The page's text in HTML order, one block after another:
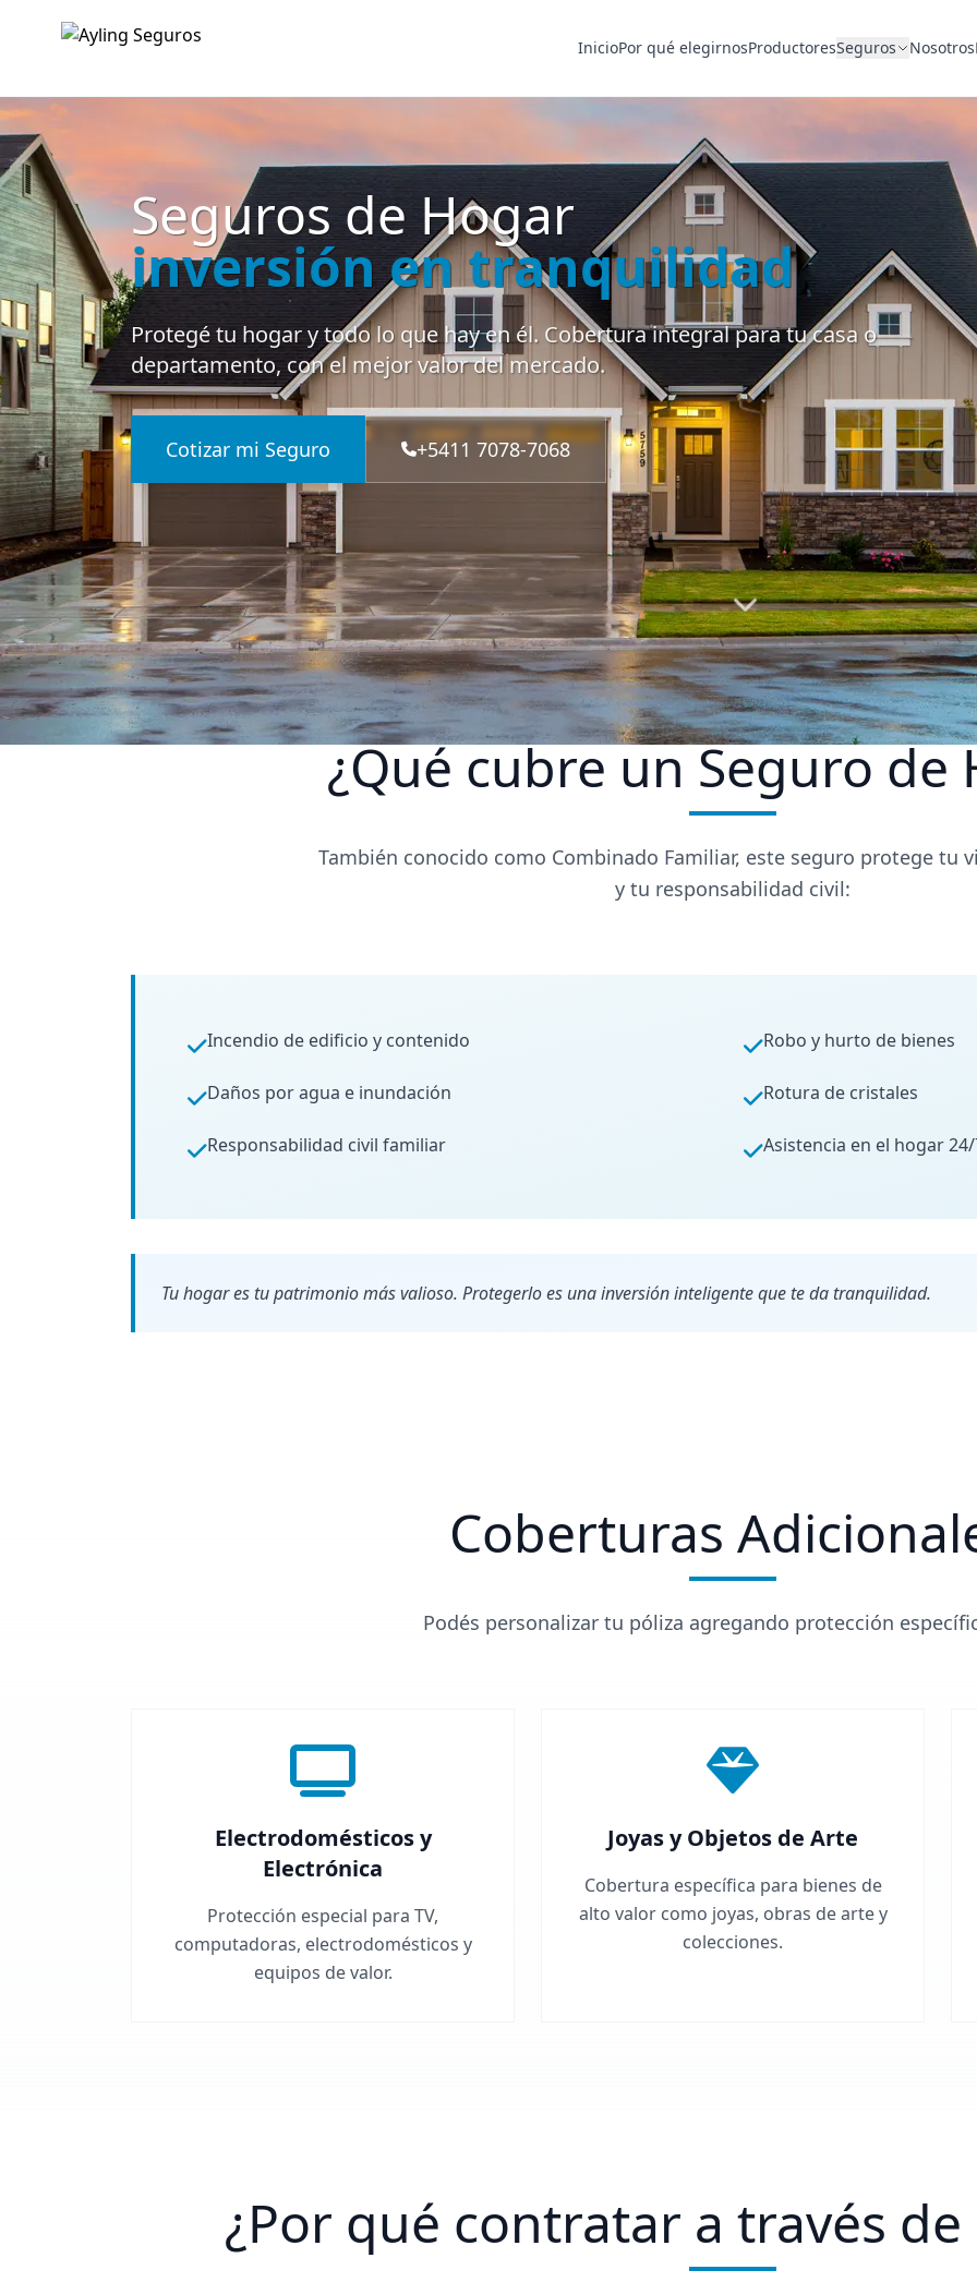
InicioPor qué elegirnosProductoresSeguros Nosotros
Seguros de Hogar
inversión en tranquilidad
Protegé tu hogar y todo lo que hay en él. Cobertura integral para tu casa o
departamento, con el mejor valor del mercado.
Cotizar mi Seguro +5411 7078-7068
¿Qué cubre un Seguro de
También conocido como Combinado Familiar, este seguro protege tu
y tu responsabilidad civil:
Incendio de edificio y contenido Robo y hurto de bienes
Daños por agua e inundación Rotura de cristales
Responsabilidad civil familiar Asistencia en el hogar
Tu hogar es tu patrimonio más valioso. Protegerlo es una inversión inteligente que te da tranquilidad.
Coberturas
Podés personalizar tu póliza agregando protección
Electrodomésticos y
Electrónica
Protección especial para TV,
computadoras, electrodomésticos y
equipos de valor.
Joyas y Objetos de Arte
Cobertura específica para bienes de
alto valor como joyas, obras de arte y
colecciones.
¿Por qué contratar a través